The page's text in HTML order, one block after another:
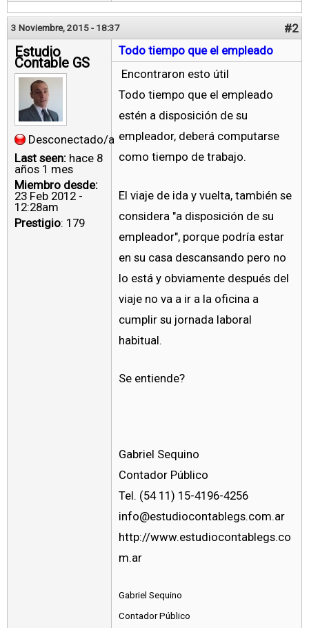
3 Noviembre, 2015 - 18:37 #2
Estudio
Contable GS
Desconectado/a
Last seen: hace 8
años 1 mes
Miembro desde:
23 Feb 2012 -
12:28am
Prestigio: 179
Todo tiempo que el empleado
Encontraron esto útil
Todo tiempo que el empleado
estén a disposición de su
empleador, deberá computarse
como tiempo de trabajo.
El viaje de ida y vuelta, también se
considera "a disposición de su
empleador", porque podría estar
en su casa descansando pero no
lo está y obviamente después del
viaje no va a ir a la oficina a
cumplir su jornada laboral
habitual.
Se entiende?
Gabriel Sequino
Contador Público
Tel. (54 11) 15-4196-4256
info@estudiocontablegs.com.ar
http://www.estudiocontablegs.co
m.ar
Gabriel Sequino
Contador Público